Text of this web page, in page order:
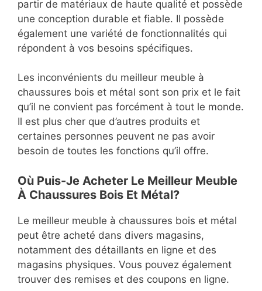
partir de matériaux de haute qualité et possède
une conception durable et fiable. Il possède
également une variété de fonctionnalités qui
répondent à vos besoins spécifiques.
Les inconvénients du meilleur meuble à
chaussures bois et métal sont son prix et le fait
qu’il ne convient pas forcément à tout le monde.
Il est plus cher que d’autres produits et
certaines personnes peuvent ne pas avoir
besoin de toutes les fonctions qu’il offre.
Où Puis-Je Acheter Le Meilleur Meuble
À Chaussures Bois Et Métal?
Le meilleur meuble à chaussures bois et métal
peut être acheté dans divers magasins,
notamment des détaillants en ligne et des
magasins physiques. Vous pouvez également
trouver des remises et des coupons en ligne.